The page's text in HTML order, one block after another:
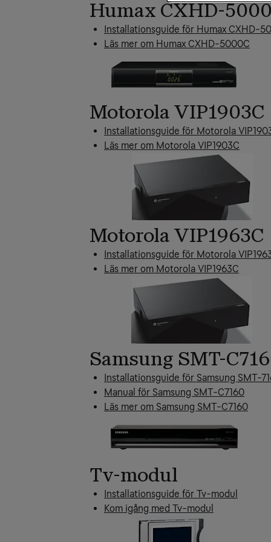
Humax CXHD-
Installationsguide för Humax CXHD-
Läs mer om Humax CXHD-5000C
Motorola VIP1903C
Installationsguide för Motorola
Läs mer om Motorola VIP1903C
Motorola VIP1963C
Installationsguide för Motorola
Läs mer om Motorola VIP1963C
Samsung SMT-
Installationsguide för Samsung SMT-
Manual för Samsung SMT-C7160
Läs mer om Samsung SMT-C7160
Tv-modul
Installationsguide för Tv-modul
Kom igång med Tv-modul